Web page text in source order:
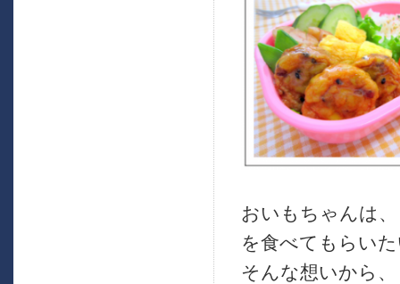
おいもちゃんは
を食べてもらい
そんな想いから